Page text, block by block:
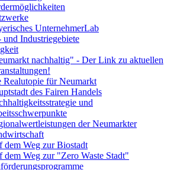
UnternehmerLab
und Industriegebiete
nachhaltig" - Der Link zu aktuellen
Realutopie für Neumarkt
des Fairen Handels
und
der Neumarkter
dem Weg zur Biostadt
dem Weg zur "Zero Waste Stadt"